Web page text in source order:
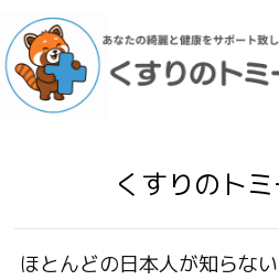
くすりのト
ほとんどの日本人が知らな